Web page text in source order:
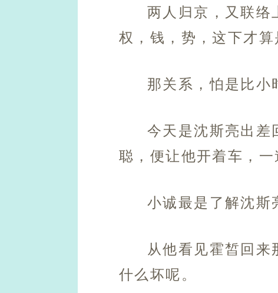
两人归京，又联络
权，钱，势，这下才算
那关系，怕是比小
今天是沈斯亮出差
聪，便让他开着车，
小诚最是了解沈斯
从他看见霍皙回
什么坏呢。